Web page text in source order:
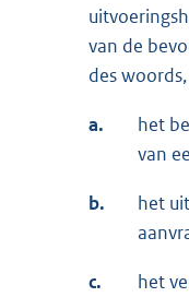
van de
des
a.
het
van
b.
het
c.
het